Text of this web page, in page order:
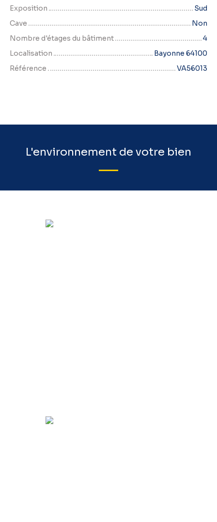
Exposition
Sud
Cave
Non
Nombre d'étages du bâtiment
4
Localisation
Bayonne 64100
Référence
VA56013
L'environnement de votre bien